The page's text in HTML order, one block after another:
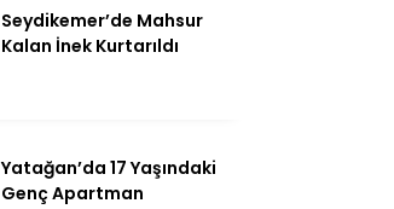
Seydikemer’de Mahsur
Kalan İnek Kurtarıldı
Yatağan’da 17 Yaşındaki
Genç Apartman